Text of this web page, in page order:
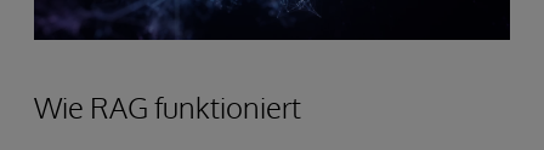
Wie RAG funktioniert